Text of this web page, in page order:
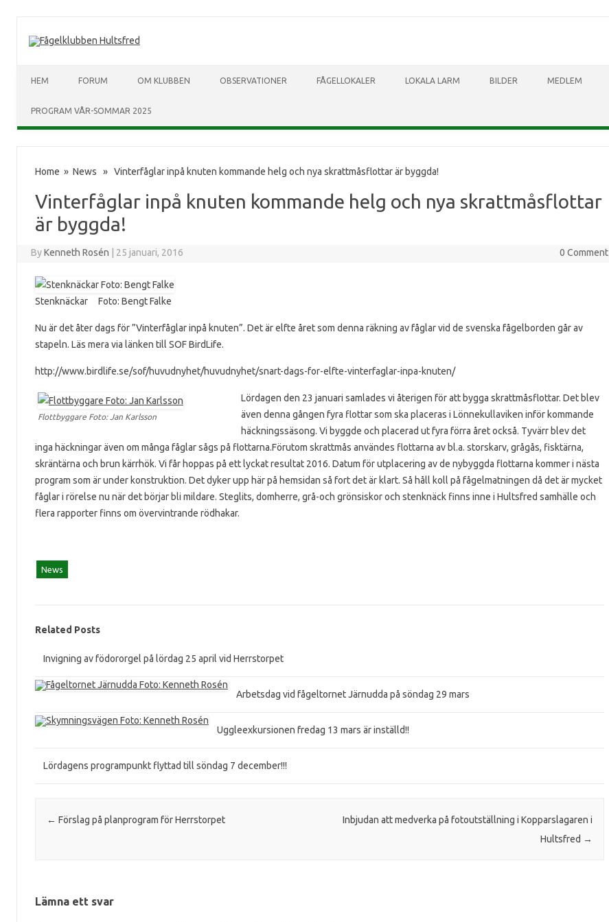
HEM FORUM OM KLUBBEN OBSERVATIONER FÅGELLOKALER LOKALA LARM BILDER MEDLEM
PROGRAM VÅR-SOMMAR 2025
Home » News » Vinterfåglar inpå knuten kommande helg och nya skrattmåsflottar är byggda!
Vinterfåglar inpå knuten kommande helg och nya skrattmåsflottar
är byggda!
ByKenneth Rosén 25 januari, 2016 0 Comment
Stenknäckar Foto: Bengt Falke
Nu är det åter dags för ”Vinterfåglar inpå knuten”. Det är elfte året som denna räkning av fåglar vid de svenska fågelborden går av
stapeln. Läs mera via länken till SOF BirdLife.
http://www.birdlife.se/sof/huvudnyhet/huvudnyhet/snart-dags-for-elfte-vinterfaglar-inpa-knuten/
Flottbyggare Foto: Jan Karlsson
Lördagen den 23 januari samlades vi återigen för att bygga skrattmåsflottar. Det blev
även denna gången fyra flottar som ska placeras i Lönnekullaviken inför kommande
häckningssäsong. Vi byggde och placerad ut fyra förra året också. Tyvärr blev det
inga häckningar även om många fåglar sågs på flottarna.Förutom skrattmås användes flottarna av bl.a. storskarv, grågås, fisktärna,
skräntärna och brun kärrhök. Vi får hoppas på ett lyckat resultat 2016. Datum för utplacering av de nybyggda flottarna kommer i nästa
program som är under konstruktion. Det dyker upp här på hemsidan så fort det är klart. Så håll koll på fågelmatningen då det är mycket
fåglar i rörelse nu när det börjar bli mildare. Steglits, domherre, grå-och grönsiskor och stenknäck finns inne i Hultsfred samhälle och
flera rapporter finns om övervintrande rödhakar.
News
Related Posts
Invigning av födororgel på lördag 25 april vid Herrstorpet
Arbetsdag vid fågeltornet Järnudda på söndag 29 mars
Uggleexkursionen fredag 13 mars är inställd!!
Lördagens programpunkt flyttad till söndag 7 december!!!
Post navigation
← Förslag på planprogram för Herrstorpet
Inbjudan att medverka på fotoutställning i Kopparslagaren i
Hultsfred →
Lämna ett svar